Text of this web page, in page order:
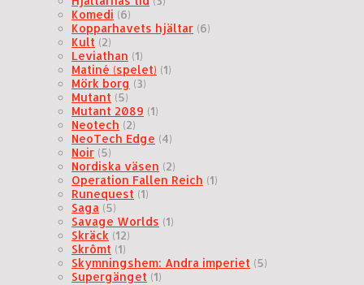
Komedi (6)
Kopparhavets hjältar (6)
Kult (2)
Leviathan (1)
Matiné (spelet) (1)
Mörk borg (3)
Mutant (5)
Mutant 2089 (1)
Neotech (2)
NeoTech Edge (4)
Noir (5)
Nordiska väsen (2)
Operation Fallen Reich (1)
Runequest (1)
Saga (5)
Savage Worlds (1)
Skräck (12)
Skrômt (1)
Skymningshem: Andra imperiet (5)
Supergänget (1)